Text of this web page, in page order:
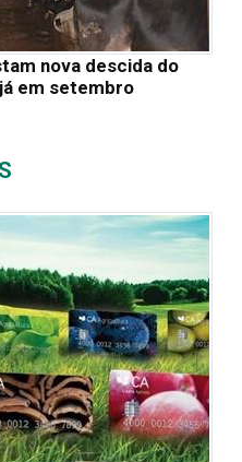
nova descida do
em setembro